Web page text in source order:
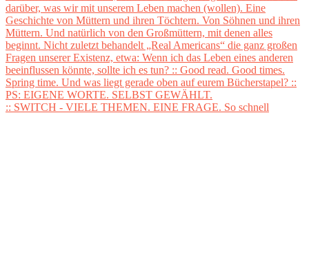
:: SWITCH - VIELE THEMEN. EINE FRAGE. So schnell